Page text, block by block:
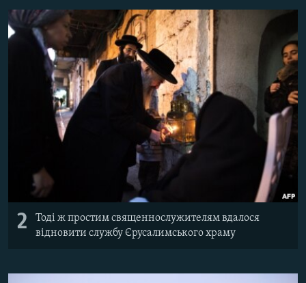
2
Тоді ж простим священнослужителям вдалося
відновити службу Єрусалимського храму